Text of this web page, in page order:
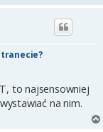
to najsensowniej
na nim.